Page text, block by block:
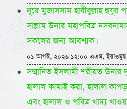
নূরে মুজাসসাম হাবীবুল্লাহ হুযূর
সাল্লাম উনার মহাপবিত্র
সকলের জন্য আবশ্যক।
০১ আগস্ট, ২০২৬ ১২:০০ এএম, ইয়াওমুছ
সম্মানিত ইসলামী শরীয়ত উনার
হালাল কামাই করা, হালাল কাপড়
এবং হালাল ও পবিত্র খাদ্য